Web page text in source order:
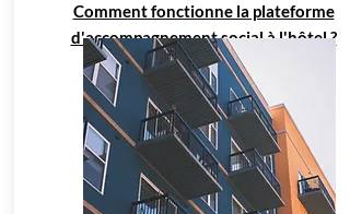
Comment fonctionne la plateforme
d'accompagnement social à l'hôtel ?